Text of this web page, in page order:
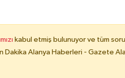
kabul etmiş bulunuyor ve tüm
Dakika Alanya Haberleri - Gazete